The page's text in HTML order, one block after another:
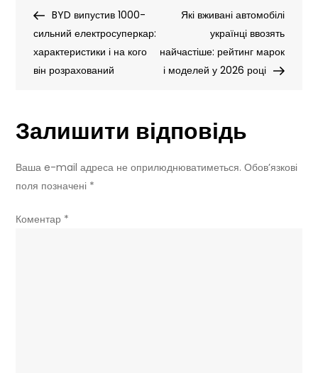
гальма
запустили
у
кінець
звичних
записів
PostBYD випустив 1000-
сильний електросуперкар:
характеристики і на кого
він розрахований
Post
Які вживані автомобілі
українці ввозять
найчастіше: рейтинг марок
і моделей у 2026 році
Залишити відповідь
Ваша e-mail адреса не оприлюднюватиметься. Обов’язкові
поля позначені *
Коментар *